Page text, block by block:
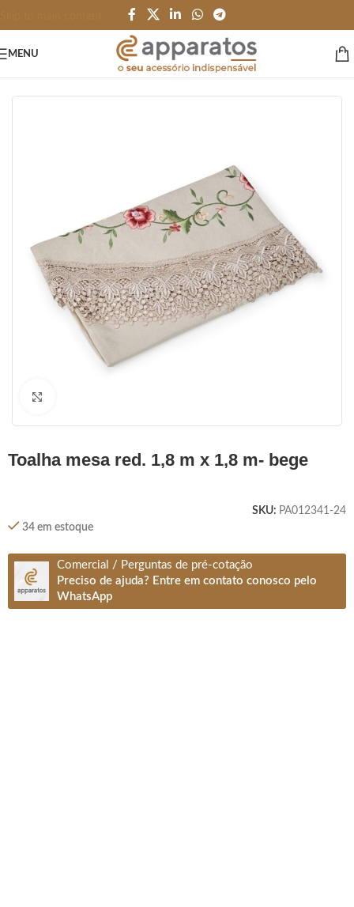
MENU
toalha mesa red. 1,8 m x 1,8 m- bege
SKU: PA012341-24
34 em estoque
Comercial / Perguntas de pré-cotação
Preciso de ajuda? Entre em contato conosco pelo
WhatsApp